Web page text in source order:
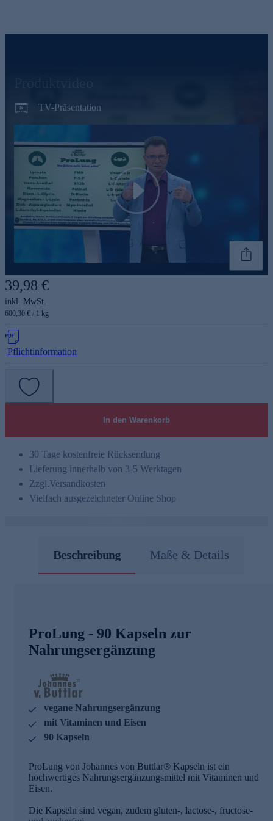
TV-Präsentation
Play
39,98 €
inkl. MwSt.
600,30 € / 1 kg
Pflichtinformation
In den Warenkorb
30 Tage kostenfreie Rücksendung
Lieferung innerhalb von 3-5 Werktagen
Zzgl.Versandkosten
Vielfach ausgezeichneter Online Shop
Beschreibung Maße & Details
ProLung - 90 Kapseln zur
Nahrungsergänzung
vegane Nahrungsergänzung
mit Vitaminen und Eisen
90 Kapseln
ProLung von Johannes von Buttlar® Kapseln ist ein
hochwertiges Nahrungsergänzungsmittel mit Vitaminen und
Eisen.
Die Kapseln sind vegan, zudem gluten-, lactose-, fructose-